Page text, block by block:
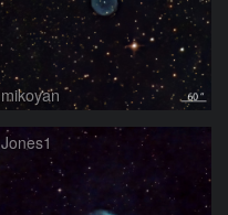
mikoyan
Jones1